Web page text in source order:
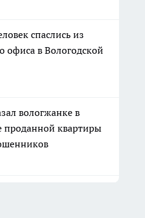
спаслись из
офиса в Вологодской
вологжанке в
проданной квартиры